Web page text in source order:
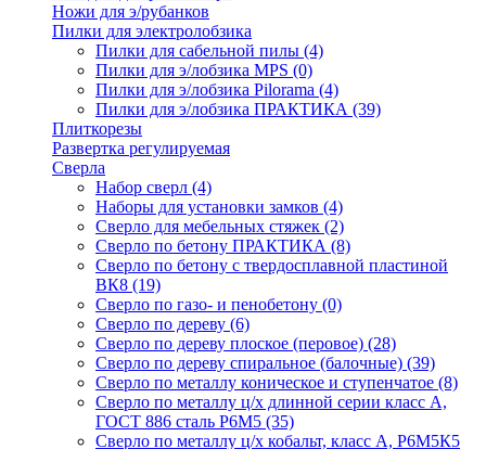
Ножи для э/рубанков
Пилки для электролобзика
Пилки для сабельной пилы (4)
Пилки для э/лобзика MPS (0)
Пилки для э/лобзика Pilorama (4)
Пилки для э/лобзика ПРАКТИКА (39)
Плиткорезы
Развертка регулируемая
Сверла
Набор сверл (4)
Наборы для установки замков (4)
Сверло для мебельных стяжек (2)
Сверло по бетону ПРАКТИКА (8)
Сверло по бетону с твердосплавной пластиной
ВК8 (19)
Сверло по газо- и пенобетону (0)
Сверло по дереву (6)
Сверло по дереву плоское (перовое) (28)
Сверло по дереву спиральное (балочные) (39)
Сверло по металлу коническое и ступенчатое (8)
Сверло по металлу ц/х длинной серии класс А,
ГОСТ 886 сталь Р6М5 (35)
Сверло по металлу ц/х кобальт, класс А, Р6М5К5